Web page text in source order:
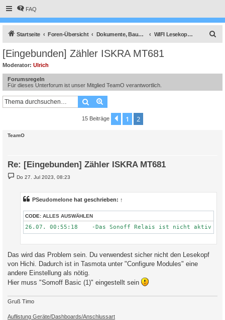
FAQ
Startseite Foren-Übersicht Dokumente, Bauanleitungen und How To's WIFI Lesekopf, lese-schreib-Kopf EHZ, Volkszähler, Hichi, Smartmeter
[Eingebunden] Zähler ISKRA MT681
Moderator: Ulrich
Forumsregeln
Für dieses Unterforum ist unser Mitglied TeamO verantwortlich.
Suche
15 Beiträge Vorherige
1 2
TeamO
Re: [Eingebunden] Zähler ISKRA MT681
B
e
Do 27. Jul 2023, 08:23
PSeudomelone hat geschrieben: ↑
CODE: ALLES AUSWÄHLEN
Das wird das Problem sein. Du verwendest sicher nicht den Lesekopf
von Hichi. Dadurch ist in Tasmota unter "Configure Modules" eine
andere Einstellung als nötig.
Hier muss "Somoff Basic (1)" eingestellt sein
Gruß Timo
Auflistung Geräte/Dashboards/Anschlussart